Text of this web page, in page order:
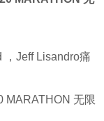
，Jeff Lisandro痛